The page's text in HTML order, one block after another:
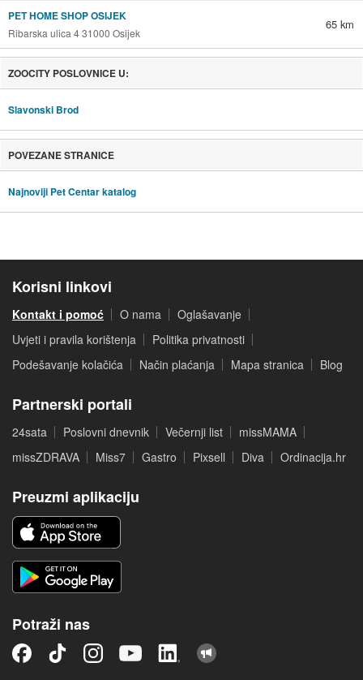
PET HOME SHOP OSIJEK
Ribarska ulica 4 31000 Osijek
65 km
ZOOCITY POSLOVNICE U:
Slavonski Brod
POVEZANE STRANICE
Najnoviji Pet Centar katalog
Korisni linkovi
Kontakt i pomoć O nama
Oglašavanje
Uvjeti i pravila korištenja
Politika privatnosti
Podešavanje kolačića
Način plaćanja Mapa stranica Blog
Partnerski portali
24sata Poslovni dnevnik Večernji list
missMAMA
missZDRAVA
Miss7 Gastro Pixsell Diva Ordinacija.hr
Preuzmi aplikaciju
Potraži nas